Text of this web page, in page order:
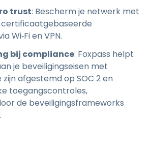
trust: Bescherm je netwerk met
Wi‑Fi en VPN.
bij compliance: Foxpass helpt
je beveiligingseisen met
afgestemd op SOC 2 en
toegangscontroles,
de beveiligingsframeworks